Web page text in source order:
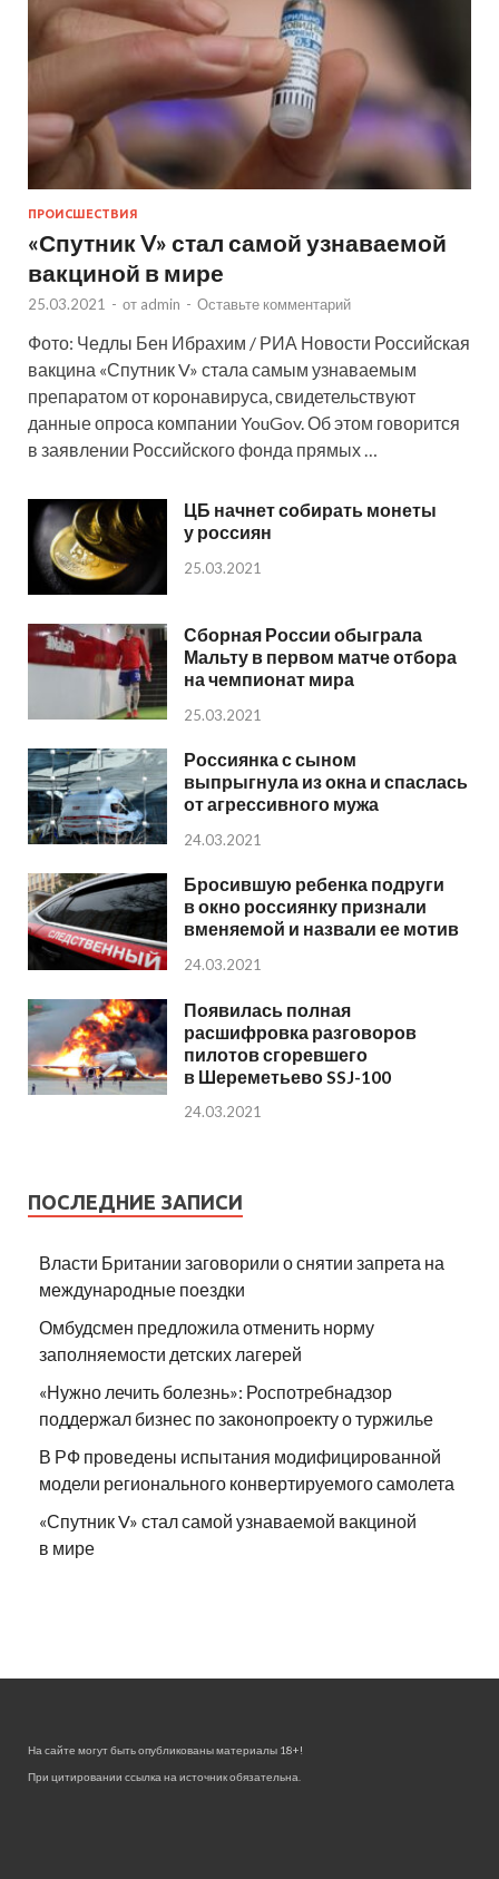
ПРОИСШЕСТВИЯ
«Спутник V» стал самой узнаваемой
вакциной в мире
25.03.2021 - от admin - Оставьте комментарий
Фото: Чедлы Бен Ибрахим / РИА Новости Российская
вакцина «Спутник V» стала самым узнаваемым
препаратом от коронавируса, свидетельствуют
данные опроса компании YouGov. Об этом говорится
в заявлении Российского фонда прямых …
ЦБ начнет собирать монеты
у россиян
25.03.2021
Сборная России обыграла
Мальту в первом матче отбора
на чемпионат мира
25.03.2021
Россиянка с сыном
выпрыгнула из окна и спаслась
от агрессивного мужа
24.03.2021
Бросившую ребенка подруги
в окно россиянку признали
вменяемой и назвали ее мотив
24.03.2021
Появилась полная
расшифровка разговоров
пилотов сгоревшего
в Шереметьево SSJ-100
24.03.2021
ПОСЛЕДНИЕ ЗАПИСИ
Власти Британии заговорили о снятии запрета на
международные поездки
Омбудсмен предложила отменить норму
заполняемости детских лагерей
«Нужно лечить болезнь»: Роспотребнадзор
поддержал бизнес по законопроекту о туржилье
В РФ проведены испытания модифицированной
модели регионального конвертируемого самолета
«Спутник V» стал самой узнаваемой вакциной
в мире
На сайте могут быть опубликованы материалы 18+!
При цитировании ссылка на источник обязательна.